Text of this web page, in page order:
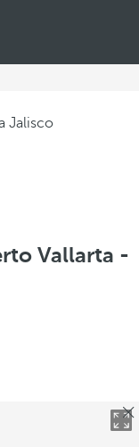
Jalisco
Vallarta -